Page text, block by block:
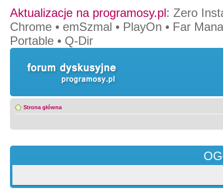
Aktualizacje na programosy.pl: Zero
Chrome • emSzmal • PlayOn • Far
Portable • Q-Dir
Strona główna